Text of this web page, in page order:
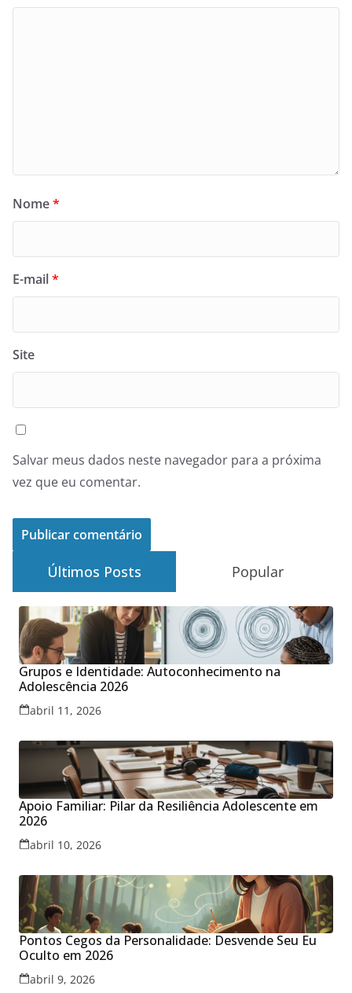
Nome*
E-mail*
Site
Salvar meus dados neste navegador para a próxima
vez que eu comentar.
Últimos Posts Popular
Grupos e Identidade: Autoconhecimento na
Adolescência 2026
abril 11, 2026
Apoio Familiar: Pilar da Resiliência Adolescente em
2026
abril 10, 2026
Pontos Cegos da Personalidade: Desvende Seu Eu
Oculto em 2026
abril 9, 2026